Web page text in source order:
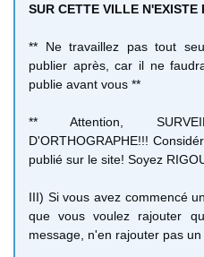
SUR CETTE VILLE N'EXISTE
** Ne travaillez pas tout
publier après, car il ne
publie avant vous **
** Attention,
D'ORTHOGRAPHE!!!
publié sur le site! Soyez
III) Si vous avez commencé
que vous voulez rajouter
message, n'en rajouter pas un